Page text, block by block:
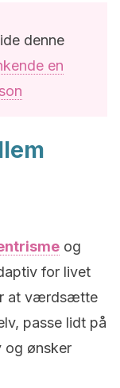
denne
en
og
for livet
at værdsætte
passe lidt på
og ønsker